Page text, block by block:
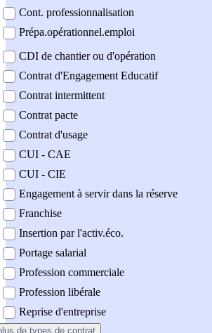
Cont. professionnalisation
Prépa.opérationnel.emploi
CDI de chantier ou d'opération
Contrat d'Engagement Educatif
Contrat intermittent
Contrat pacte
Contrat d'usage
CUI - CAE
CUI - CIE
Engagement à servir dans la réserve
Franchise
Insertion par l'activ.éco.
Portage salarial
Profession commerciale
Profession libérale
Reprise d'entreprise
de types de contrat